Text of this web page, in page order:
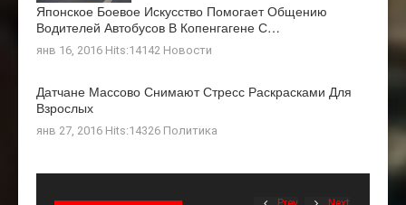
Японское Боевое Искусство Помогает Общению
Водителей Автобусов В Копенгагене С…
янв 16, 2016 Hits:14142 Новости
Датчане Массово Снимают Стресс Раскрасками Для
Взрослых
янв 27, 2016 Hits:14326 Политика